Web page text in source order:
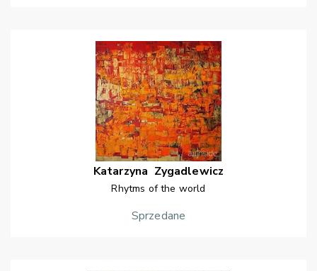
Katarzyna Zygadlewicz
Rhytms of the world
Sprzedane